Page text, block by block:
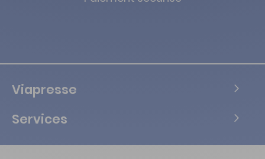
Viapresse
Services